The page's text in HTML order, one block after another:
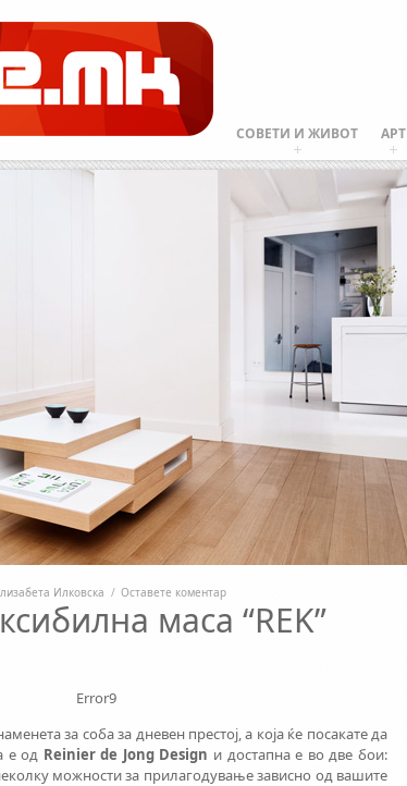
СОВЕТИ И ЖИВОТ АРТ
Илковска / Оставете коментар
маса “REK”
Error9
за соба за дневен престој, а која ќе посакате да
е од Reinier de Jong Design и достапна е во две бои:
можности за прилагодување зависно од вашите